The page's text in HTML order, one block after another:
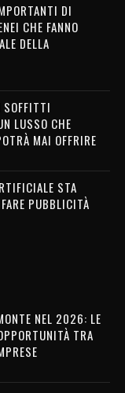
DI
CHE FANNO
DELLA
SOFFITTI
LUSSO CHE
MAI OFFRIRE
STA
PUBBLICITÀ
NEL 2026: LE
TRA